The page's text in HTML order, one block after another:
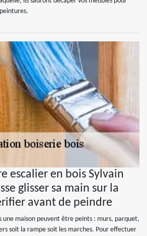
escalier en bois Sylvain
glisser sa main sur la
avant de peindre
une maison peuvent être peints : murs, parquet,
soit la rampe soit les marches. Pour effectuer